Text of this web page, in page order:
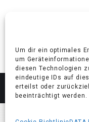
Um dir ein optimales
um
diesen Technologien
eindeutige IDs auf
erteilst oder
beeinträchtigt werden.
©